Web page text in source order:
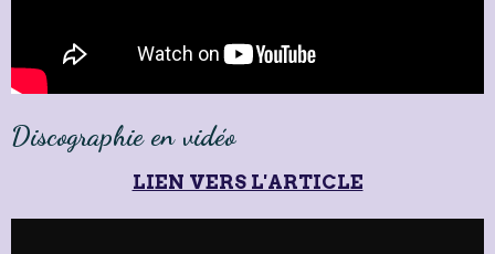
Discographie en vidéo
LIEN VERS L'ARTICLE